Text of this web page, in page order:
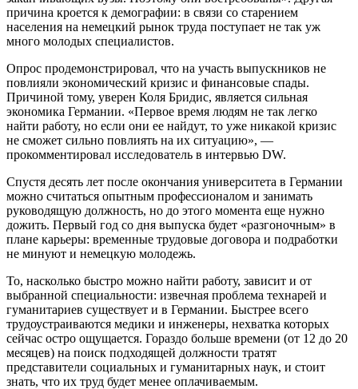
причина кроется к демографии: в связи со старением
населения на немецкий рынок труда поступает не так уж
много молодых специалистов.
Опрос продемонстрировал, что на участь выпускников не
повлияли экономический кризис и финансовые спады.
Причиной тому, уверен Коля Бридис, является сильная
экономика Германии. «Первое время людям не так легко
найти работу, но если они ее найдут, то уже никакой кризис
не сможет сильно повлиять на их ситуацию», —
прокомментировал исследователь в интервью DW.
Спустя десять лет после окончания университета в Германии
можно считаться опытным профессионалом и занимать
руководящую должность, но до этого момента еще нужно
дожить. Первый год со дня выпуска будет «разгоночным» в
плане карьеры: временные трудовые договора и подработки
не минуют и немецкую молодежь.
То, насколько быстро можно найти работу, зависит и от
выбранной специальности: извечная проблема технарей и
гуманитариев существует и в Германии. Быстрее всего
трудоустраиваются медики и инженеры, нехватка которых
сейчас остро ощущается. Гораздо больше времени (от 12 до 20
месяцев) на поиск подходящей должности тратят
представители социальных и гуманитарных наук, и стоит
знать, что их труд будет менее оплачиваемым.